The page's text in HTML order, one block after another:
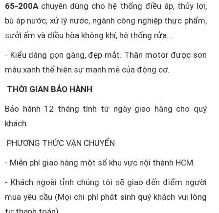
65-200A chuyên dùng cho hệ thống điều áp, thủy lợi,
bù áp nước, xử lý nước, ngành công nghiệp thực phẩm,
sưởi ấm và điều hòa không khí, hệ thống rửa...
- Kiểu dáng gọn gàng, đẹp mắt. Thân motor được sơn
màu xanh thể hiện sự mạnh mẽ của động cơ.
THỜI GIAN BẢO HÀNH
Bảo hành 12 tháng tính từ ngày giao hàng cho quý
khách.
PHƯƠNG THỨC VẬN CHUYỂN
- Miễn phí giao hàng một số khu vực nội thành HCM.
- Khách ngoài tỉnh chúng tôi sẽ giao đến điểm người
mua yêu cầu (Mọi chi phí phát sinh quý khách vui lòng